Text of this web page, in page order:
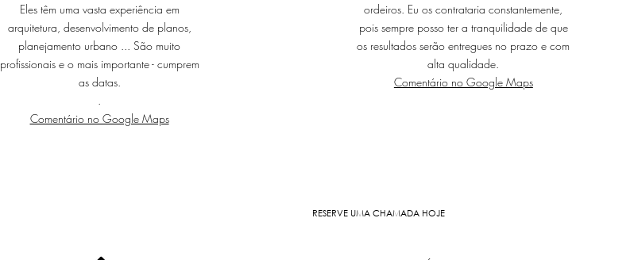
Eles têm uma vasta experiência em
arquitetura, desenvolvimento de planos,
planejamento urbano ... São muito
profissionais e o mais importante - cumprem
as datas.
.
Comentário no Google Maps
ordeiros. Eu os contrataria constantemente,
pois sempre posso ter a tranquilidade de que
os resultados serão entregues no prazo e com
alta qualidade.
Comentário no Google Maps
RESERVE UMA CHAMADA HOJE